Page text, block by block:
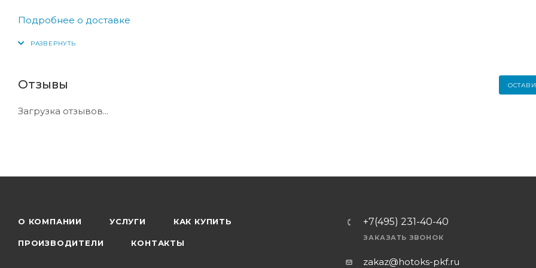
Подробнее о доставке
Отзывы
Загрузка отзывов...
О КОМПАНИИ УСЛУГИ КАК КУПИТЬ
ПРОИЗВОДИТЕЛИ КОНТАКТЫ
+7(495) 231-40-40
ЗАКАЗАТЬ ЗВОНОК
zakaz@hotoks-pkf.ru